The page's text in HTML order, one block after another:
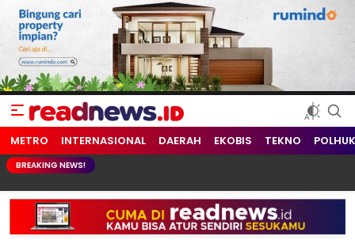
readnews.id
Berita Terkini, Update Terbaru Hari ini dari Indonesia dan Dunia
METRO INTERNASIONAL DAERAH EKOBIS TEKNO
BREAKING NEWS!